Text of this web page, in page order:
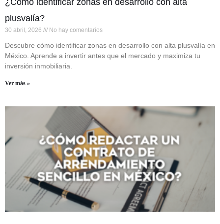
¿Cómo identificar zonas en desarrollo con alta
plusvalía?
30 abril, 2026 No hay comentarios
Descubre cómo identificar zonas en desarrollo con alta plusvalía en
México. Aprende a invertir antes que el mercado y maximiza tu
inversión inmobiliaria.
Ver más »